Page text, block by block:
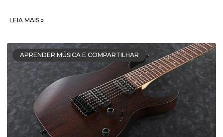
LEIA MAIS »
APRENDER MÚSICA E COMPARTILHAR